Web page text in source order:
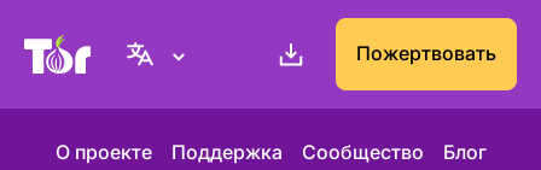
Веб-сайт Проекта Tor Пожертвовать
О проекте Поддержка Сообщество Блог